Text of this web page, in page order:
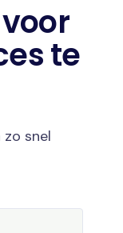
te
snel